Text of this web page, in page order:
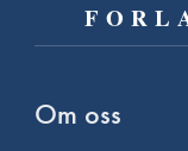
Om oss